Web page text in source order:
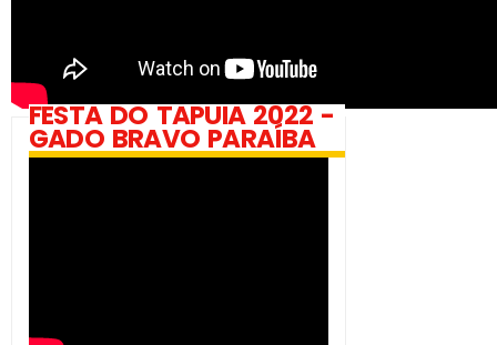
FESTA DO TAPUIA 2022 -
GADO BRAVO PARAÍBA